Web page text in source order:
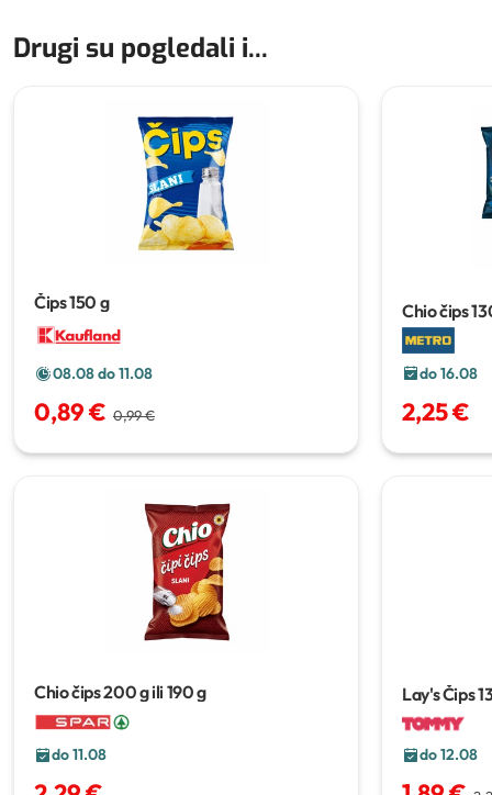
Drugi su pogledali i...
Čips150 g
08.08 do 11.08
0,89 € 0,99 €
Chio čips
do 16.08
2,25 €
Chio čips200 g ili 190 g
do 11.08
Lay's Čips
do 12.08